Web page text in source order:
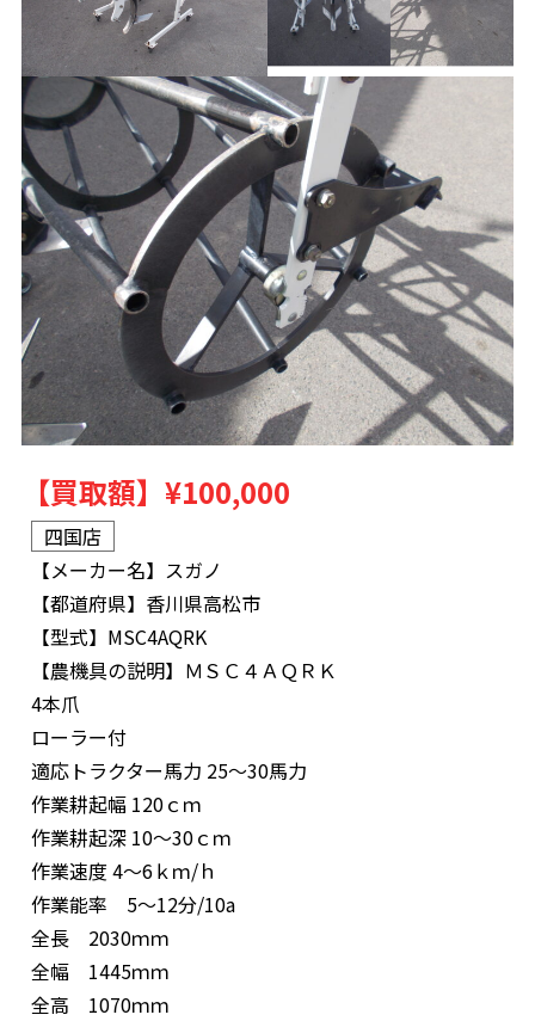
【買取額】 ¥100,000
四国店
【メーカー名】 スガノ
【都道府県】 香川県高松市
【型式】 MSC4AQRK
【農機具の説明】 ＭＳＣ４ＡＱＲＫ
4本爪
ローラー付
適応トラクター馬力 25～30馬力
作業耕起幅 120ｃｍ
作業耕起深 10～30ｃｍ
作業速度 4～6ｋｍ/ｈ
作業能率 5～12分/10a
全長 2030ｍｍ
全幅 1445ｍｍ
全高 1070ｍｍ